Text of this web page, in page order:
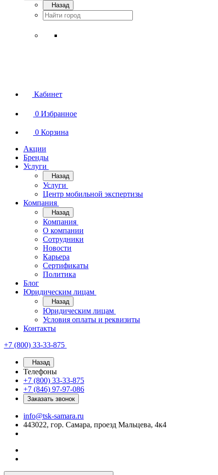
Назад
Кабинет
0 Избранное
0 Корзина
Акции
Бренды
Услуги
Назад
Услуги
Центр мобильной экспертизы
Компания
Назад
Компания
О компании
Сотрудники
Новости
Карьера
Сертификаты
Политика
Блог
Юридическим лицам
Назад
Юридическим лицам
Условия оплаты и реквизиты
Контакты
+7 (800) 33-33-875
Назад
Телефоны
+7 (800) 33-33-875
+7 (846) 97-97-086
Заказать звонок
info@tsk-samara.ru
443022, гор. Самара, проезд Мальцева, 4к4